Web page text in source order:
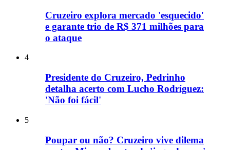
Cruzeiro explora mercado 'esquecido'
e garante trio de R$ 371 milhões para
o ataque
4
Presidente do Cruzeiro, Pedrinho
detalha acerto com Lucho Rodríguez:
'Não foi fácil'
5
Poupar ou não? Cruzeiro vive dilema